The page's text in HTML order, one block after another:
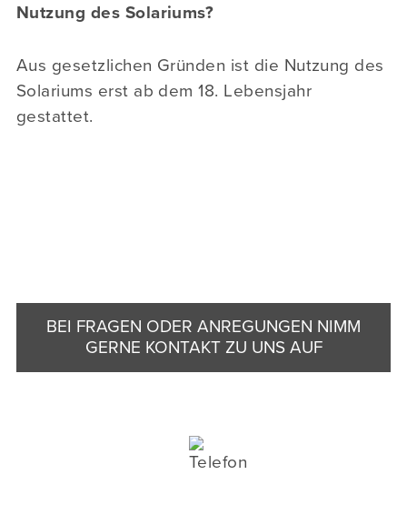
Nutzung des Solariums?
Aus gesetzlichen Gründen ist die Nutzung des
Solariums erst ab dem 18. Lebensjahr
gestattet.
BEI FRAGEN ODER ANREGUNGEN NIMM
GERNE KONTAKT ZU UNS AUF